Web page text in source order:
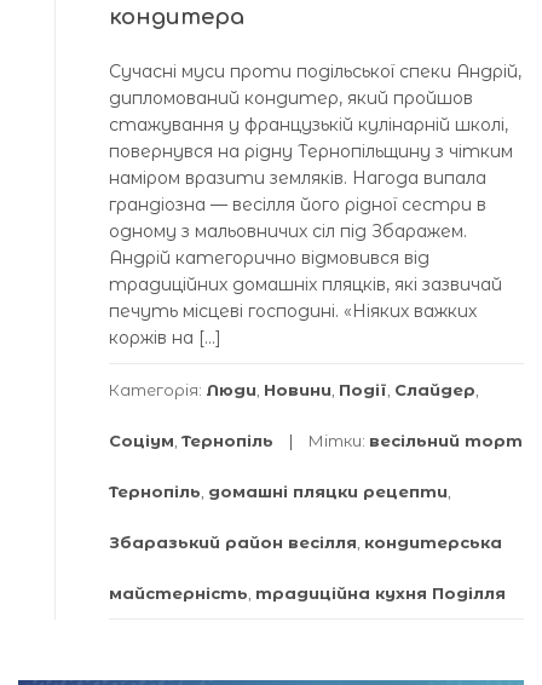
кондитера
Сучасні муси проти подільської спеки Андрій,
дипломований кондитер, який пройшов
стажування у французькій кулінарній школі,
повернувся на рідну Тернопільщину з чітким
наміром вразити земляків. Нагода випала
грандіозна — весілля його рідної сестри в
одному з мальовничих сіл під Збаражем.
Андрій категорично відмовився від
традиційних домашніх пляцків, які зазвичай
печуть місцеві господині. «Ніяких важких
коржів на […]
Категорія: Люди Новини Події Слайдер
Соціум Тернопіль Мітки: весільний торт
Тернопіль домашні пляцки рецепти
Збаразький район весілля кондитерська
майстерність традиційна кухня Поділля